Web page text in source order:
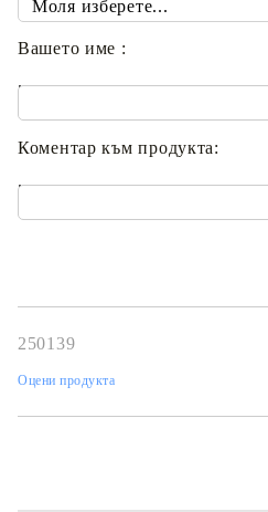
Вашето име :
.
Коментар към продукта:
.
250139
Оцени продукта